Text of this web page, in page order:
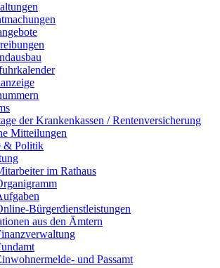
der Krankenkassen / Rentenversicherung
Mitteilungen
& Politik
im Rathaus
Bürgerdienstleistungen
aus den Ämtern
und Passamt